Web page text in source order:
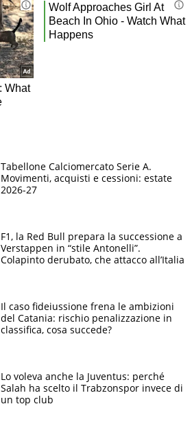
Tabellone Calciomercato Serie A.
Movimenti, acquisti e cessioni: estate
2026-27
F1, la Red Bull prepara la successione a
Verstappen in “stile Antonelli”.
Colapinto derubato, che attacco all’Italia
Il caso fideiussione frena le ambizioni
del Catania: rischio penalizzazione in
classifica, cosa succede?
Lo voleva anche la Juventus: perché
Salah ha scelto il Trabzonspor invece di
un top club